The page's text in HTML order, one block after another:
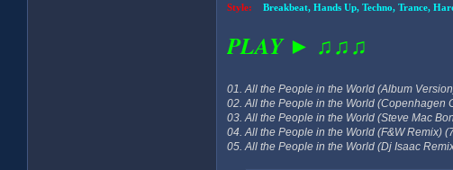
Style:Breakbeat, Hands Up, Techno, Trance,
PLAY ► ♫♫♫
01. All the People in the World (Album
02. All the People in the World (Copenhagen
03. All the People in the World (Steve Mac
04. All the People in the World (F&W Remix)
05. All the People in the World (Dj Isaac